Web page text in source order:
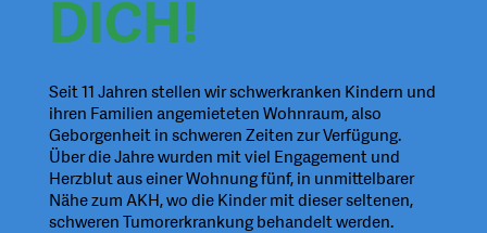
DICH!
Seit 11 Jahren stellen wir schwerkranken Kindern und
ihren Familien angemieteten Wohnraum, also
Geborgenheit in schweren Zeiten zur Verfügung.
Über die Jahre wurden mit viel Engagement und
Herzblut aus einer Wohnung fünf, in unmittelbarer
Nähe zum AKH, wo die Kinder mit dieser seltenen,
schweren Tumorerkrankung behandelt werden.